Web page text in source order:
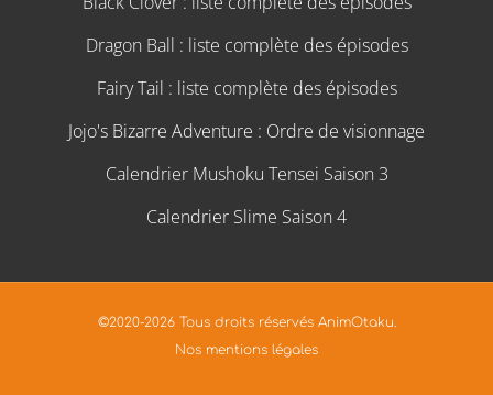
Dragon Ball : liste complète des épisodes
Fairy Tail : liste complète des épisodes
Jojo's Bizarre Adventure : Ordre de visionnage
Calendrier Mushoku Tensei Saison 3
Calendrier Slime Saison 4
©2020-2026 Tous droits réservés AnimOtaku.
Nos mentions légales